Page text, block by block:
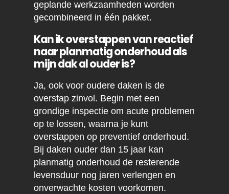
geplande werkzaamheden worden
gecombineerd in één pakket.
Kan ik overstappen van reactief
naar planmatig onderhoud als
mijn dak al ouder is?
Ja, ook voor oudere daken is de
overstap zinvol. Begin met een
grondige inspectie om acute problemen
op te lossen, waarna je kunt
overstappen op preventief onderhoud.
Bij daken ouder dan 15 jaar kan
planmatig onderhoud de resterende
levensduur nog jaren verlengen en
onverwachte kosten voorkomen.